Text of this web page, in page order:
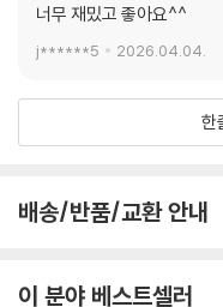
탁을 제거할 비밀 작전을 세
포는 결국 칼을 들어 동탁을
그러나 평화는 오래가지 않
잡으며 나라를 더욱 어지럽힙
이 혼란 속에서 조조는 가족
삼 형제는 서주를 지키기 위
여포의 선택은 과연 어떤 결말
너무 재밌고 좋아요^^
j******5 2026.04.04.
한
배송/반품/교환 안내
이 분야 베스트셀러